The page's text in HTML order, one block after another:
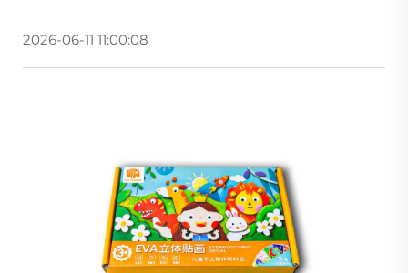
2026-06-11 11:00:08